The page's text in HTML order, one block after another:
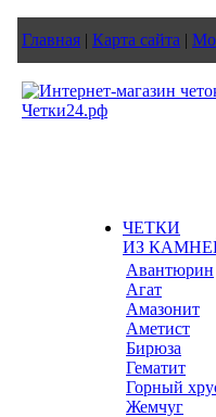
Главная | Карта сайта |
ЧЕТКИ
ИЗ
Авантюрин
Агат
Амазонит
Аметист
Бирюза
Гематит
Горный
Жемчуг